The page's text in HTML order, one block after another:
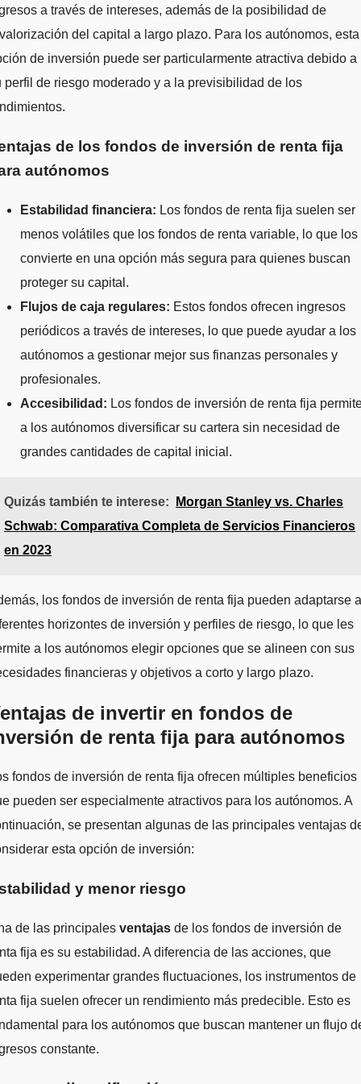
a través de intereses, además de la posibilidad de
del capital a largo plazo. Para los autónomos, esta
de inversión puede ser particularmente atractiva debido a
perfil de riesgo moderado y a la previsibilidad de los
de los fondos de inversión de renta fija
autónomos
Estabilidad financiera: Los fondos de renta fija suelen ser
menos volátiles que los fondos de renta variable, lo que los
convierte en una opción más segura para quienes buscan
proteger su capital.
Flujos de caja regulares: Estos fondos ofrecen ingresos
periódicos a través de intereses, lo que puede ayudar a los
autónomos a gestionar mejor sus finanzas personales y
profesionales.
Accesibilidad: Los fondos de inversión de renta fija
a los autónomos diversificar su cartera sin necesidad de
grandes cantidades de capital inicial.
Quizás también te interese:
Morgan Stanley vs. Charles
Schwab: Comparativa Completa de Servicios Financieros
en 2023
los fondos de inversión de renta fija pueden adaptarse a
horizontes de inversión y perfiles de riesgo, lo que les
a los autónomos elegir opciones que se alineen con sus
financieras y objetivos a corto y largo plazo.
de invertir en fondos de
de renta fija para autónomos
fondos de inversión de renta fija ofrecen múltiples beneficios
pueden ser especialmente atractivos para los autónomos. A
se presentan algunas de las principales ventajas
esta opción de inversión:
y menor riesgo
de las principales ventajas de los fondos de inversión de
fija es su estabilidad. A diferencia de las acciones, que
experimentar grandes fluctuaciones, los instrumentos de
fija suelen ofrecer un rendimiento más predecible. Esto es
para los autónomos que buscan mantener un flujo
constante.